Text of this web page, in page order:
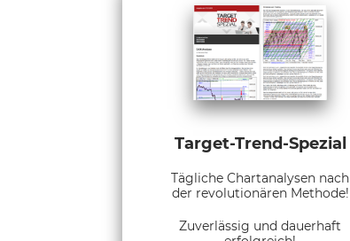
Target-Trend-Spezial
Tägliche Chartanalysen nach
der revolutionären Methode!
Zuverlässig und dauerhaft